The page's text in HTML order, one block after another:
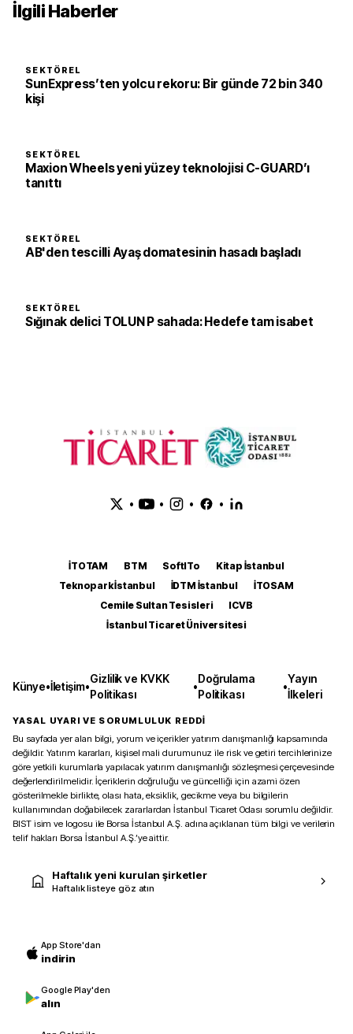
İlgili Haberler
SEKTÖREL
SunExpress’ten yolcu rekoru: Bir günde 72 bin 340
kişi
SEKTÖREL
Maxion Wheels yeni yüzey teknolojisi C-GUARD’ı
tanıttı
SEKTÖREL
AB'den tescilli Ayaş domatesinin hasadı başladı
SEKTÖREL
Sığınak delici TOLUN P sahada: Hedefe tam isabet
• • • •
İTOTAM BTM SoftITo
Kitap İstanbul
Teknopark İstanbul
İDTM İstanbul
İTOSAM
Cemile Sultan Tesisleri
ICVB
İstanbul Ticaret Üniversitesi
Künye•İletişim•
Gizlilik ve KVKK
Politikası
•
Doğrulama
Politikası
•
Yayın
İlkeleri
YASAL UYARI VE SORUMLULUK REDDİ
Bu sayfada yer alan bilgi, yorum ve içerikler yatırım danışmanlığı kapsamında
değildir. Yatırım kararları, kişisel mali durumunuz ile risk ve getiri tercihlerinize
göre yetkili kurumlarla yapılacak yatırım danışmanlığı sözleşmesi çerçevesinde
değerlendirilmelidir. İçeriklerin doğruluğu ve güncelliği için azami özen
gösterilmekle birlikte, olası hata, eksiklik, gecikme veya bu bilgilerin
kullanımından doğabilecek zararlardan İstanbul Ticaret Odası sorumlu değildir.
BIST isim ve logosu ile Borsa İstanbul A.Ş. adına açıklanan tüm bilgi ve verilerin
telif hakları Borsa İstanbul A.Ş.’ye aittir.
Haftalık yeni kurulan şirketler
Haftalık listeye göz atın
App Store'dan
indirin
Google Play'den
alın